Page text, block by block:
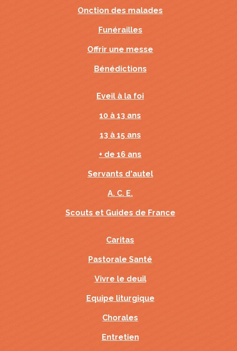
Onction des malades
Funérailles
Offrir une messe
Bénédictions
Eveil à la foi
10 à 13 ans
13 à 15 ans
+ de 16 ans
Servants d'autel
A. C. E.
Scouts et Guides de France
Caritas
Pastorale Santé
Vivre le deuil
Equipe liturgique
Chorales
Entretien